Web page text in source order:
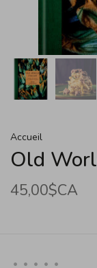
Accueil
Old
45,00$CA
• • • • •